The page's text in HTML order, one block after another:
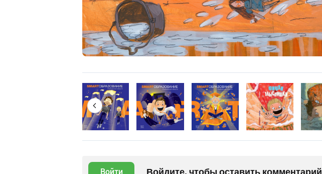
Войти Войдите, чтобы оставить комментарий